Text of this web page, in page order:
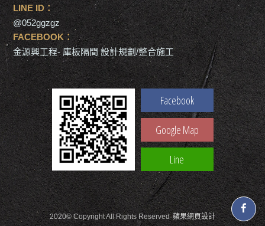
LINE ID：
@052ggzgz
FACEBOOK：
金源興工程- 庫板隔間 設計規劃/整合施工
Facebook
Google Map
Line
2020© Copyright All Rights Reserved 蘋果網頁設計